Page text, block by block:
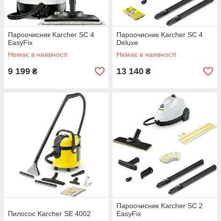
Пароочисник Karcher SC 4
EasyFix
Немає в наявності
9 199 ₴
Пароочисник Karcher SC 4
Deluxe
Немає в наявності
13 140 ₴
Пилосос Karcher SE 4002
Пароочисник Karcher SC 2
EasyFix